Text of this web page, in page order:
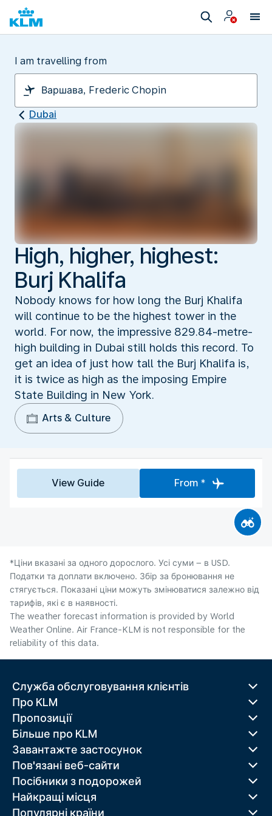
I am travelling from
Dubai
High, higher, highest:
Burj Khalifa
Nobody knows for how long the Burj Khalifa
will continue to be the highest tower in the
world. For now, the impressive 829.84-metre-
high building in Dubai still holds this record. To
get an idea of just how tall the Burj Khalifa is,
it is twice as high as the imposing Empire
State Building in New York.
Arts & Culture
View Guide From *
*Ціни вказані за одного дорослого. Усі суми – в USD.
Податки та доплати включено. Збір за бронювання не
стягується. Показані ціни можуть змінюватися залежно від
тарифів, які є в наявності.
The weather forecast information is provided by World
Weather Online. Air France-KLM is not responsible for the
reliability of this data.
Служба обслуговування клієнтів
Про KLM
Пропозиції
Більше про KLM
Завантажте застосунок
Пов'язані веб-сайти
Посібники з подорожей
Найкращі місця
Популярні країни